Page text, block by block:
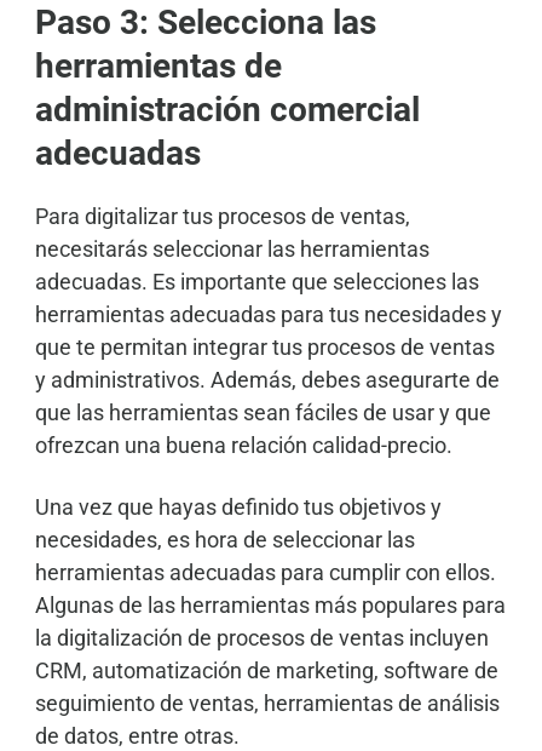
Paso 3: Selecciona las
herramientas de
administración comercial
adecuadas
Para digitalizar tus procesos de ventas,
necesitarás seleccionar las herramientas
adecuadas. Es importante que selecciones las
herramientas adecuadas para tus necesidades y
que te permitan integrar tus procesos de ventas
y administrativos. Además, debes asegurarte de
que las herramientas sean fáciles de usar y que
ofrezcan una buena relación calidad-precio.
Una vez que hayas definido tus objetivos y
necesidades, es hora de seleccionar las
herramientas adecuadas para cumplir con ellos.
Algunas de las herramientas más populares para
la digitalización de procesos de ventas incluyen
CRM, automatización de marketing, software de
seguimiento de ventas, herramientas de análisis
de datos, entre otras.